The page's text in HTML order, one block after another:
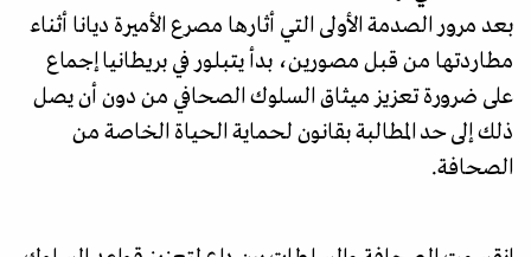
بعد مرور الصدمة الأولى التي أثارها مصرع الأميرة ديانا أثناء
مطاردتها من قبل مصورین، بدأ يتبلور في بريطانيا إجماع
على ضرورة تعزيز ميثاق السلوك الصحافي من دون أن يصل
ذلك إلى حد المطالبة بقانون لحماية الحياة الخاصة من
الصحافة.